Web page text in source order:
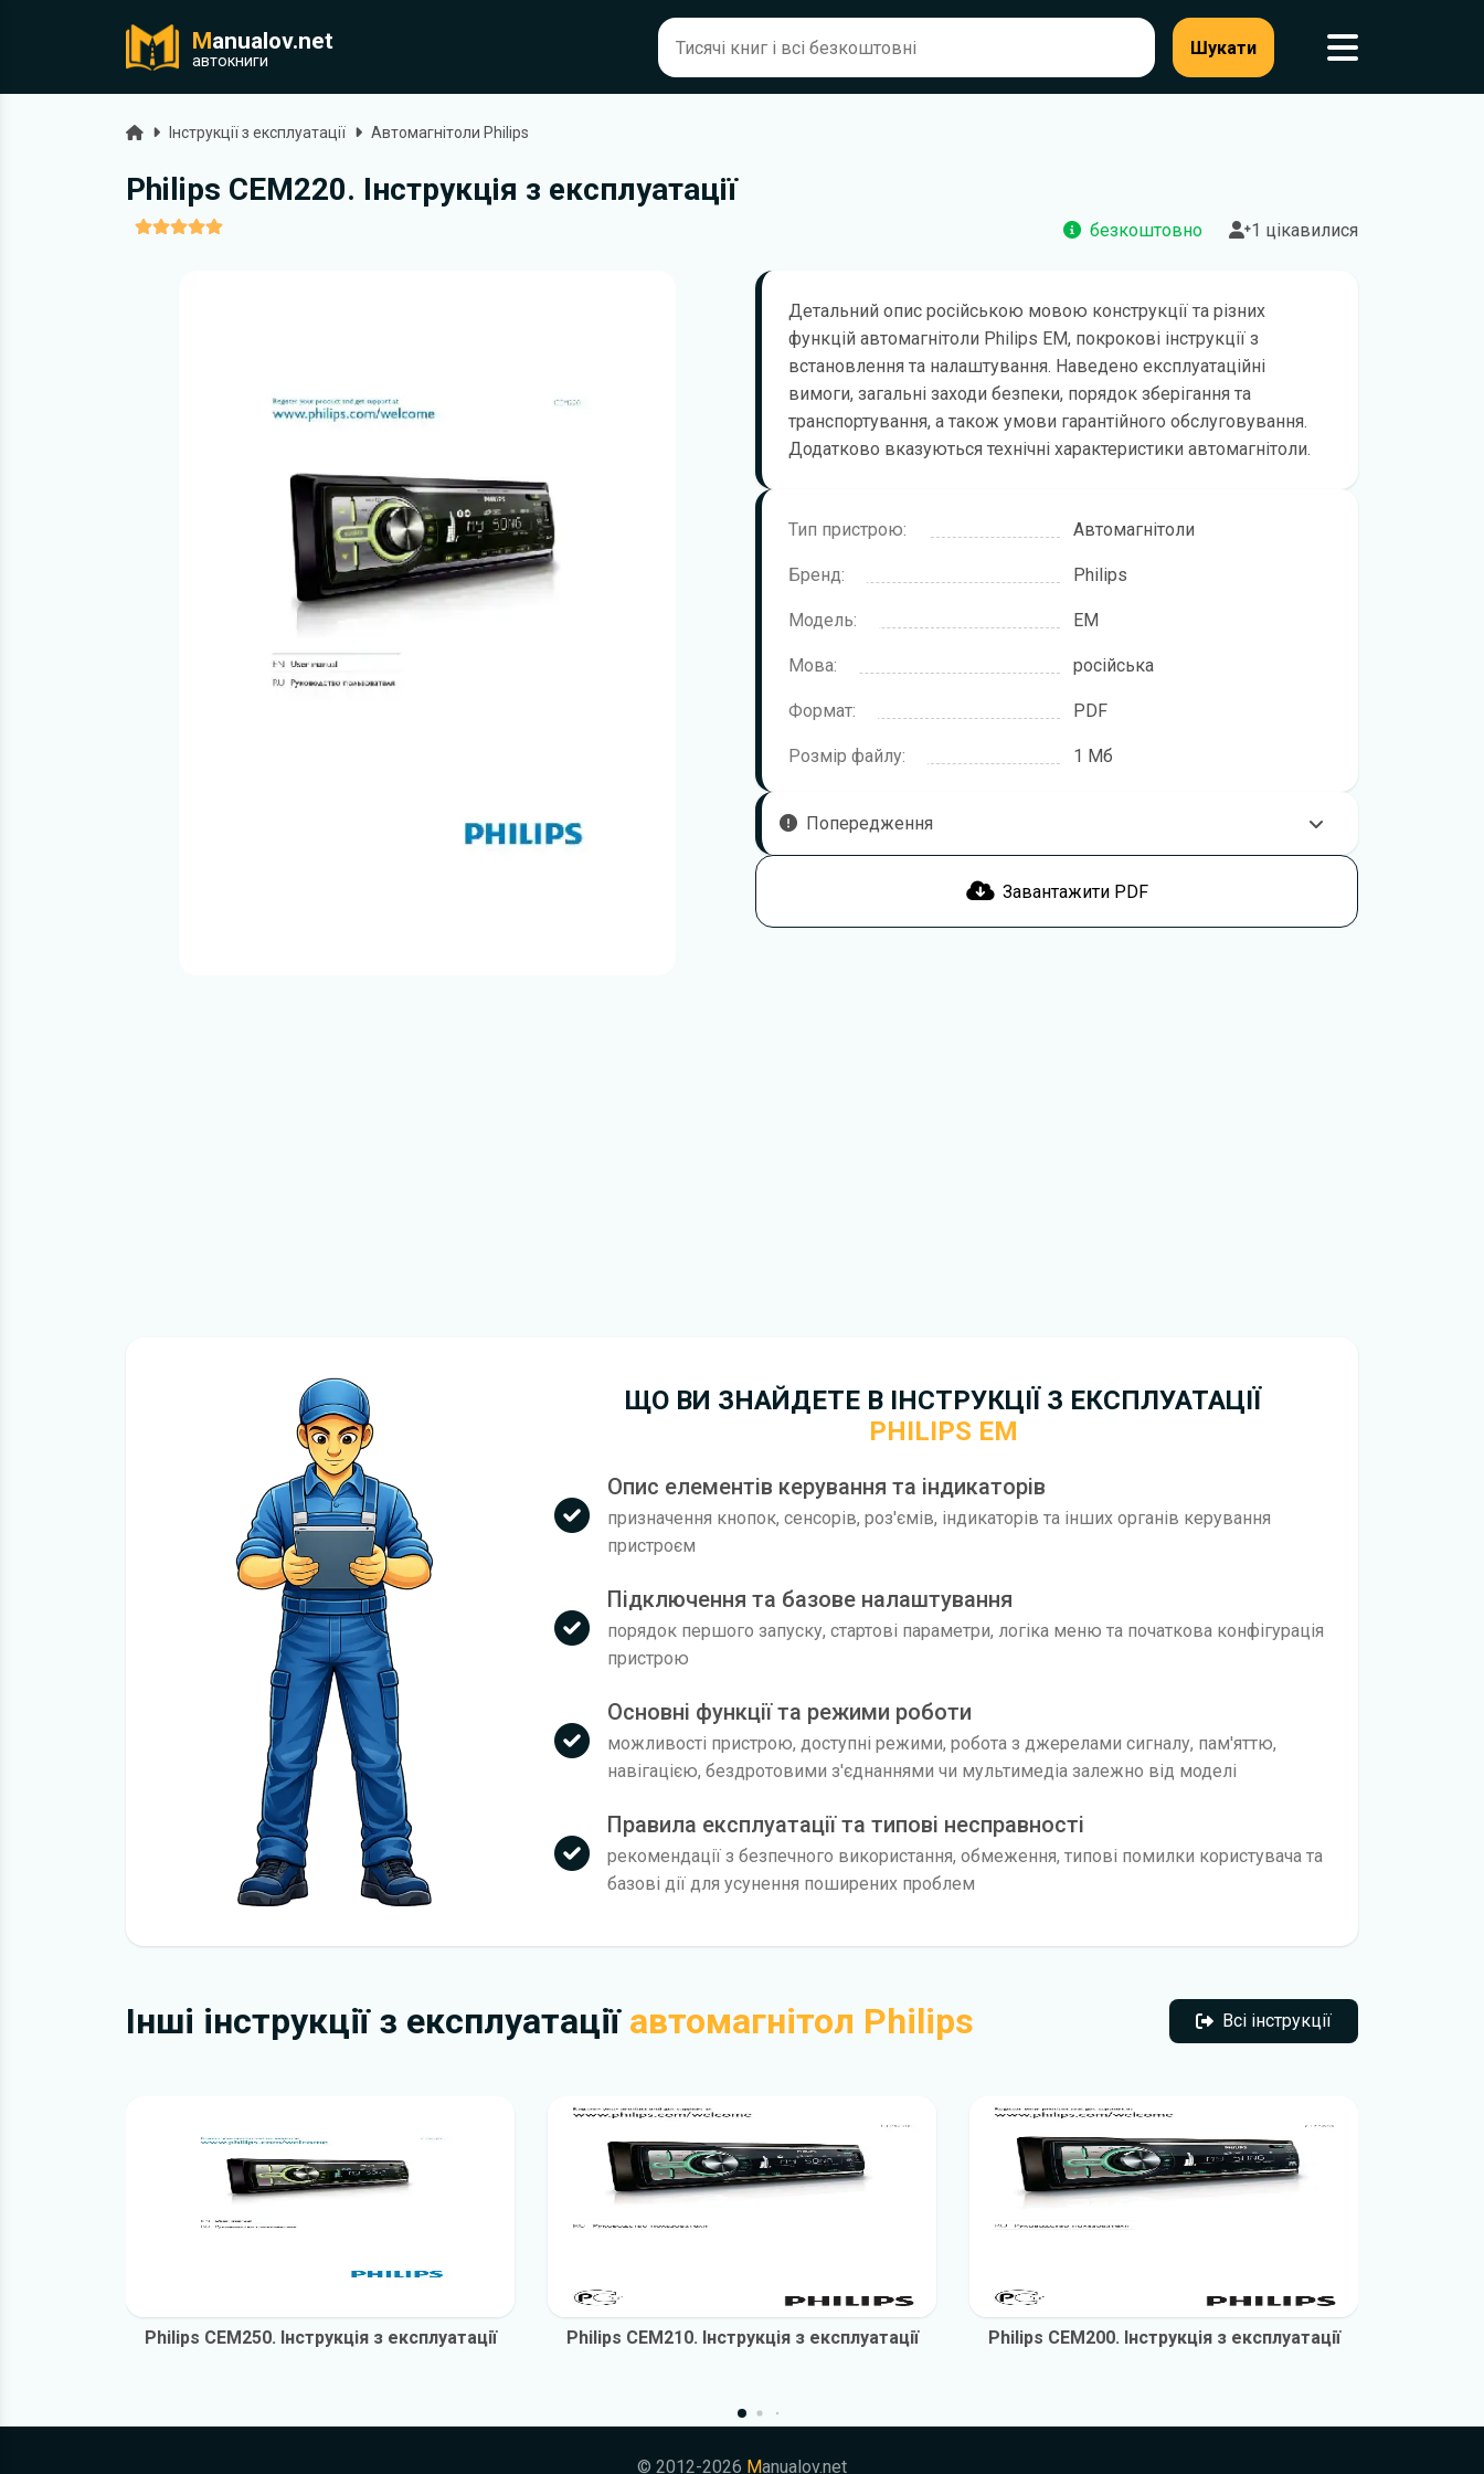
Manualov.net
автокниги
Шукати
ГоловнаІнструкції з експлуатації Автомагнітоли Philips
Philips CEM220. Інструкція з експлуатації
безкоштовно 1 цікавилися
Детальний опис російською мовою конструкції та різних
функцій автомагнітоли Philips EM, покрокові інструкції з
встановлення та налаштування. Наведено експлуатаційні
вимоги, загальні заходи безпеки, порядок зберігання та
транспортування, а також умови гарантійного обслуговування.
Додатково вказуються технічні характеристики автомагнітоли.
Тип пристрою: Автомагнітоли
Бренд: Philips
Модель: EM
Мова: російська
Формат: PDF
Розмір файлу: 1 Мб
Попередження
Щоб правильно та безпечно користуватися цим пристроєм,
підключенням, першим запуском і налаштуванням. Посібник підготовлено
Завантажити PDF
ЩО ВИ ЗНАЙДЕТЕ В ІНСТРУКЦІЇ З ЕКСПЛУАТАЦІЇ
PHILIPS EM
Опис елементів керування та індикаторів
призначення кнопок, сенсорів, роз'ємів, індикаторів та інших органів керування
пристроєм
Підключення та базове налаштування
порядок першого запуску, стартові параметри, логіка меню та початкова конфігурація
пристрою
Основні функції та режими роботи
можливості пристрою, доступні режими, робота з джерелами сигналу, пам'яттю,
навігацією, бездротовими з'єднаннями чи мультимедіа залежно від моделі
Правила експлуатації та типові несправності
рекомендації з безпечного використання, обмеження, типові помилки користувача та
базові дії для усунення поширених проблем
Інші інструкції з експлуатації автомагнітол Philips Всі інструкції
Всі інструкції
Philips CEM250. Інструкція з експлуатації Philips CEM210. Інструкція з експлуатації Philips CEM200. Інструкція з експлуатації
© 2012-2026 Manualov.net